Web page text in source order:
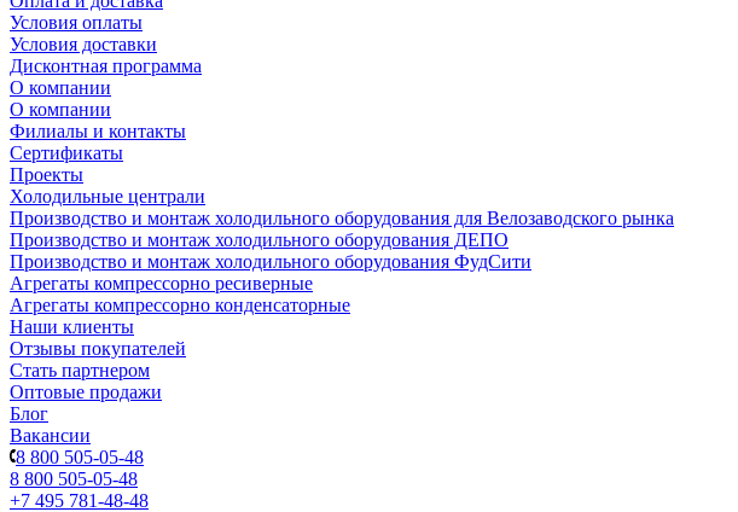
Условия оплаты
Условия доставки
Дисконтная программа
О компании
О компании
Филиалы и контакты
Сертификаты
Проекты
Холодильные централи
Производство и монтаж холодильного оборудования для Велозаводского рынка
Производство и монтаж холодильного оборудования ДЕПО
Производство и монтаж холодильного оборудования ФудСити
Агрегаты компрессорно ресиверные
Агрегаты компрессорно конденсаторные
Наши клиенты
Отзывы покупателей
Стать партнером
Оптовые продажи
Блог
Вакансии
8 800 505-05-48
8 800 505-05-48
+7 495 781-48-48